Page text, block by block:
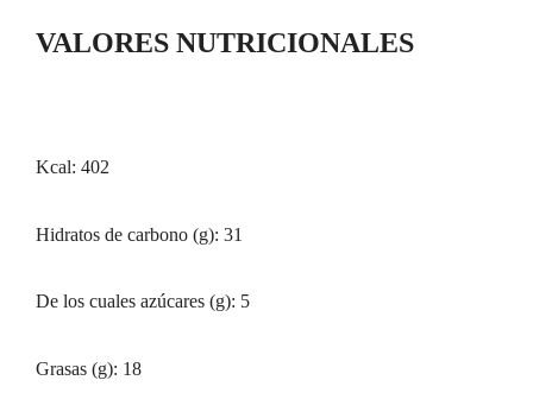
VALORES NUTRICIONALES
Kcal: 402
Hidratos de carbono (g): 31
De los cuales azúcares (g): 5
Grasas (g): 18